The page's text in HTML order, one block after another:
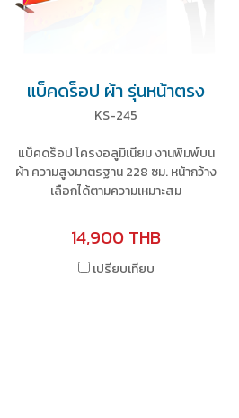
แบ็คดร็อป ผ้า รุ่นหน้าตรง
KS-245
แบ็คดร็อป โครงอลูมิเนียม งานพิมพ์บน
ผ้า ความสูงมาตรฐาน 228 ซม. หน้ากว้าง
เลือกได้ตามความเหมาะสม
14,900 THB
เปรียบเทียบ